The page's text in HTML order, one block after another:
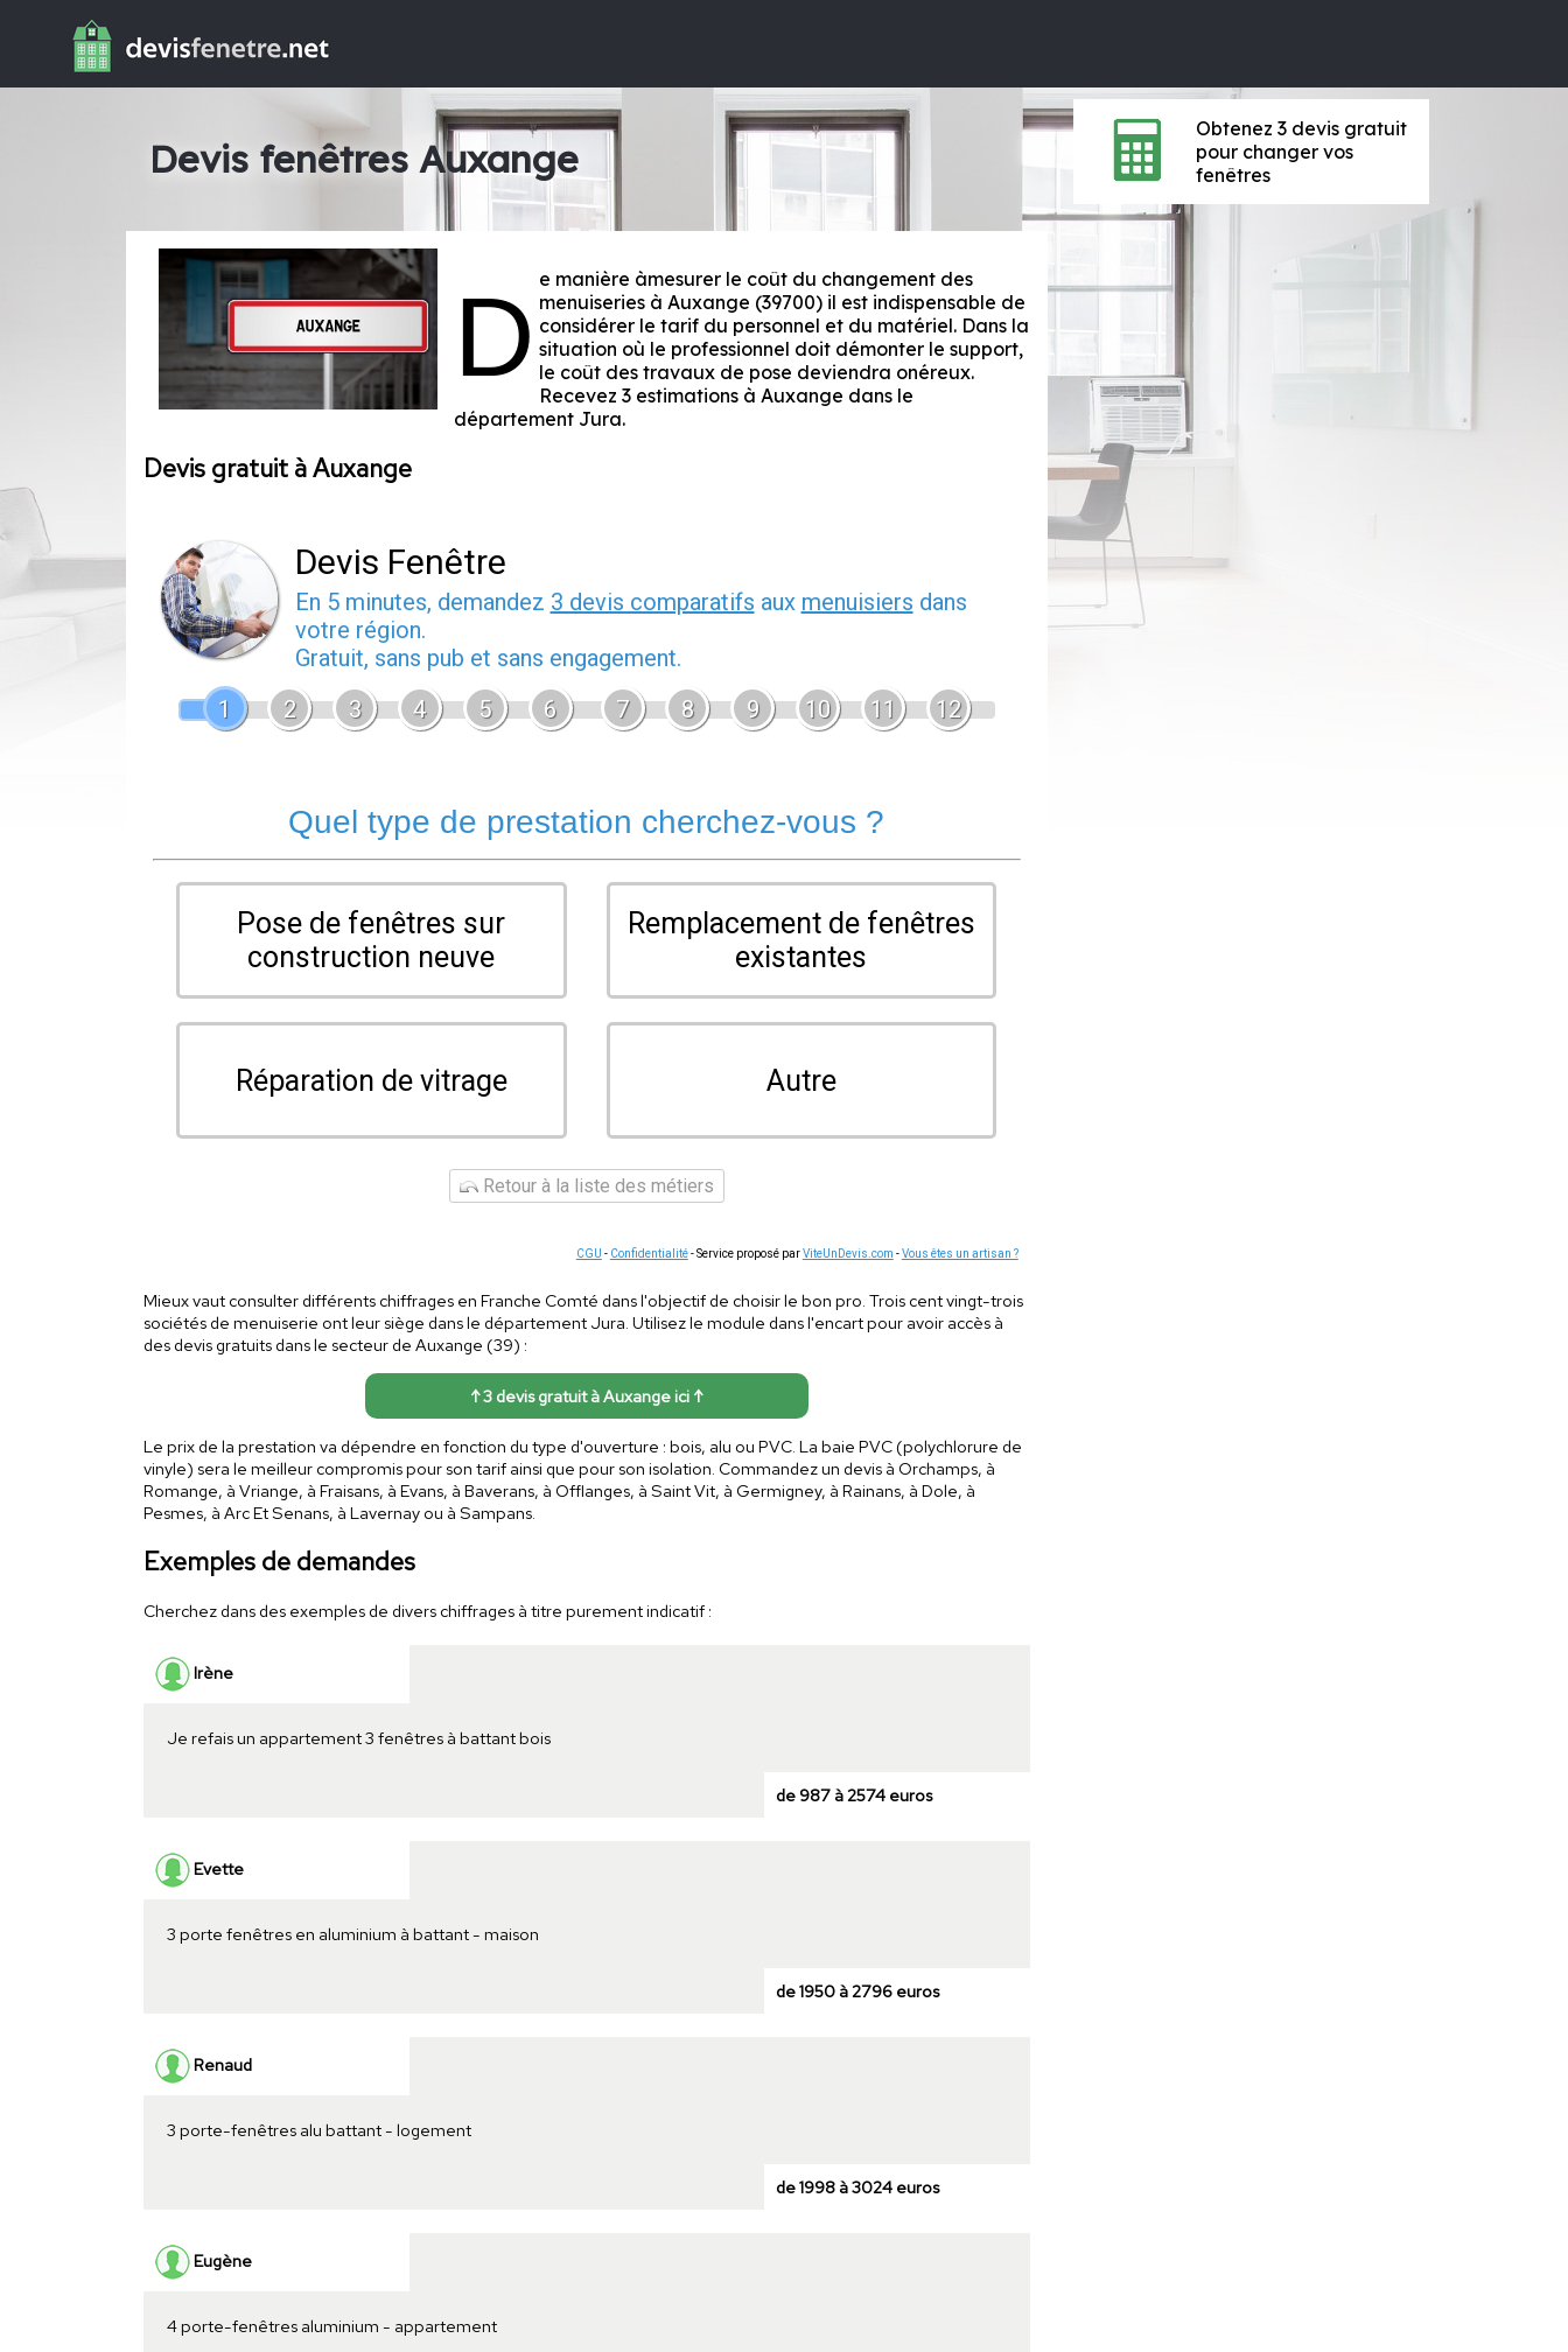
Devis fenêtres Auxange
D e manière àmesurer le coût du changement des
menuiseries à Auxange (39700) il est indispensable de
considérer le tarif du personnel et du matériel. Dans la
situation où le professionnel doit démonter le support,
le coût des travaux de pose deviendra onéreux.
Recevez 3 estimations à Auxange dans le
département Jura.
Devis gratuit à Auxange
Devis Fenêtre
En 5 minutes, demandez 3 devis comparatifs aux menuisiers dans
votre région.
Gratuit, sans pub et sans engagement.
1
2 3 4 5 6 7 8 9 10 11 12
Quel type de prestation cherchez-vous ?
Pose de fenêtres sur
construction neuve
Remplacement de fenêtres
existantes
Réparation de vitrage Autre
Retour à la liste des métiers
CGU - Confidentialité- Service proposé parViteUnDevis.com -Vous êtes un artisan ?
Mieux vaut consulter différents chiffrages en Franche Comté dans l'objectif de choisir le bon pro. Trois cent vingt-trois
sociétés de menuiserie ont leur siège dans le département Jura. Utilisez le module dans l'encart pour avoir accès à
des devis gratuits dans le secteur de Auxange (39) :
↑ 3 devis gratuit à Auxange ici ↑
Le prix de la prestation va dépendre en fonction du type d'ouverture : bois, alu ou PVC. La baie PVC (polychlorure de
vinyle) sera le meilleur compromis pour son tarif ainsi que pour son isolation. Commandez un devis à Orchamps, à
Romange, à Vriange, à Fraisans, à Evans, à Baverans, à Offlanges, à Saint Vit, à Germigney, à Rainans, à Dole, à
Pesmes, à Arc Et Senans, à Lavernay ou à Sampans.
Exemples de demandes
Cherchez dans des exemples de divers chiffrages à titre purement indicatif :
Irène
Je refais un appartement 3 fenêtres à battant bois
de 987 à 2574 euros
Evette
3 porte fenêtres en aluminium à battant - maison
de 1950 à 2796 euros
Renaud
3 porte-fenêtres alu battant - logement
de 1998 à 3024 euros
Eugène
4 porte-fenêtres aluminium - appartement
Obtenez 3 devis gratuit
pour changer vos
fenêtres